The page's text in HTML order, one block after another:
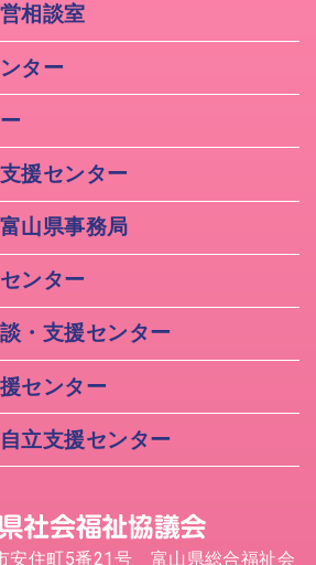
相談室
ター
援センター
山県事務局
ンター
・支援センター
センター
立支援センター
住町5番21号 富山県総合福祉会